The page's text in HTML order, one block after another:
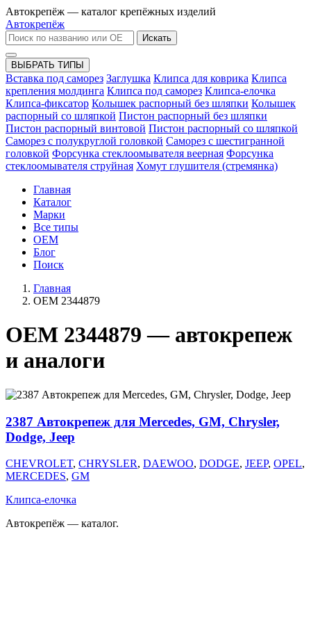
Автокрепёж — каталог крепёжных изделий
Автокрепёж
Искать
ВЫБРАТЬ ТИПЫ
Вставка под саморез Заглушка Клипса для коврика Клипса
крепления молдинга Клипса под саморез Клипса-елочка
Клипса-фиксатор Колышек распорный без шляпки Колышек
распорный со шляпкой Пистон распорный без шляпки
Пистон распорный винтовой Пистон распорный со шляпкой
Саморез с полукруглой головкой Саморез с шестигранной
головкой Форсунка стеклоомывателя веерная Форсунка
стеклоомывателя струйная Хомут глушителя (стремянка)
Главная
Каталог
Марки
Все типы
OEM
Блог
Поиск
Главная
OEM 2344879
OEM 2344879 — автокрепеж
и аналоги
2387 Автокрепеж для Mercedes, GM, Chrysler,
Dodge, Jeep
CHEVROLET, CHRYSLER, DAEWOO, DODGE, JEEP, OPEL,
MERCEDES, GM
Клипса-елочка
Автокрепёж — каталог.